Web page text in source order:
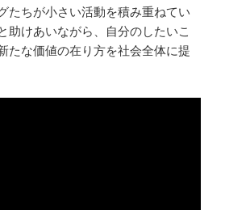
たちが小さい活動を積み重ねてい
助けあいながら、自分のしたいこ
たな価値の在り方を社会全体に提